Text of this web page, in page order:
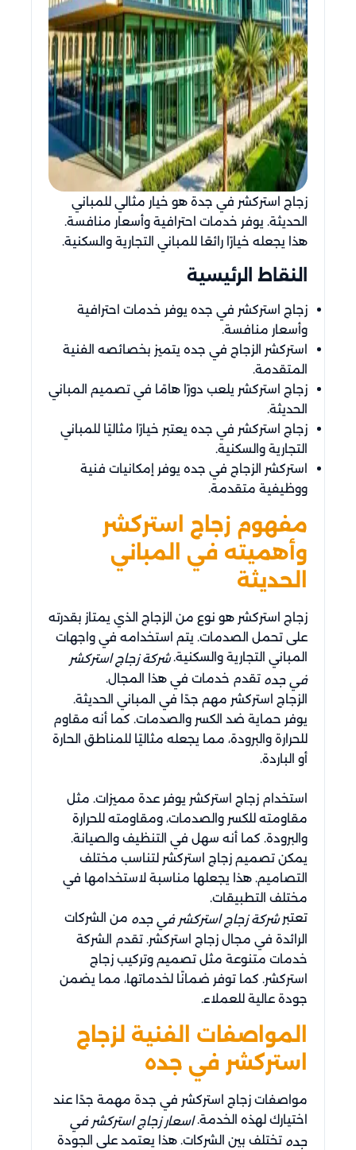
زجاج استركشر في جدة هو خيار مثالي للمباني
الحديثة. يوفر خدمات احترافية وأسعار منافسة.
هذا يجعله خيارًا رائعًا للمباني التجارية والسكنية.
النقاط الرئيسية
زجاج استركشر في جده يوفر خدمات احترافية
وأسعار منافسة.
استركشر الزجاج في جده يتميز بخصائصه الفنية
المتقدمة.
زجاج استركشر يلعب دورًا هامًا في تصميم المباني
الحديثة.
زجاج استركشر في جده يعتبر خيارًا مثاليًا للمباني
التجارية والسكنية.
استركشر الزجاج في جده يوفر إمكانيات فنية
ووظيفية متقدمة.
مفهوم زجاج استركشر
وأهميته في المباني
الحديثة
زجاج استركشر هو نوع من الزجاج الذي يمتاز بقدرته
على تحمل الصدمات. يتم استخدامه في واجهات
المباني التجارية والسكنية.شركة زجاج استركشر
في جده تقدم خدمات في هذا المجال.
الزجاج استركشر مهم جدًا في المباني الحديثة.
يوفر حماية ضد الكسر والصدمات. كما أنه مقاوم
للحرارة والبرودة، مما يجعله مثاليًا للمناطق الحارة
أو الباردة.
استخدام زجاج استركشر يوفر عدة مميزات. مثل
مقاومته للكسر والصدمات، ومقاومته للحرارة
والبرودة. كما أنه سهل في التنظيف والصيانة.
يمكن تصميم زجاج استركشر لتناسب مختلف
التصاميم. هذا يجعلها مناسبة لاستخدامها في
مختلف التطبيقات.
تعتبرشركة زجاج استركشر في جده من الشركات
الرائدة في مجال زجاج استركشر. تقدم الشركة
خدمات متنوعة مثل تصميم وتركيب زجاج
استركشر. كما توفر ضمانًا لخدماتها، مما يضمن
جودة عالية للعملاء.
المواصفات الفنية لزجاج
استركشر في جده
مواصفات زجاج استركشر في جدة مهمة جدًا عند
اختيارك لهذه الخدمة.اسعار زجاج استركشر في
جده تختلف بين الشركات. هذا يعتمد على الجودة